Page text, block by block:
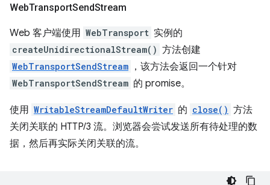
WebTransportSendStream
Web 客户端使用 WebTransport 实例的
createUnidirectionalStream() 方法创建
WebTransportSendStream ，该方法会返回一个针对
WebTransportSendStream 的 promise。
使用 WritableStreamDefaultWriter 的 close() 方法
关闭关联的 HTTP/3 流。浏览器会尝试发送所有待处理的数
据，然后再实际关闭关联的流。